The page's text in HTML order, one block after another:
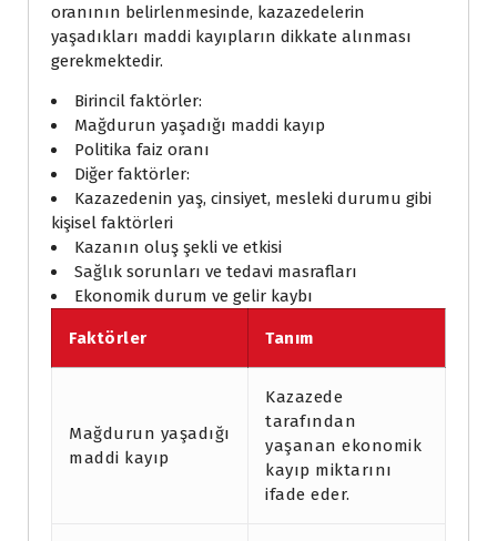
oranının belirlenmesinde, kazazedelerin
yaşadıkları maddi kayıpların dikkate alınması
gerekmektedir.
Birincil faktörler:
Mağdurun yaşadığı maddi kayıp
Politika faiz oranı
Diğer faktörler:
Kazazedenin yaş, cinsiyet, mesleki durumu gibi
kişisel faktörleri
Kazanın oluş şekli ve etkisi
Sağlık sorunları ve tedavi masrafları
Ekonomik durum ve gelir kaybı
Faktörler Tanım
Mağdurun yaşadığı
maddi kayıp
Kazazede
tarafından
yaşanan ekonomik
kayıp miktarını
ifade eder.